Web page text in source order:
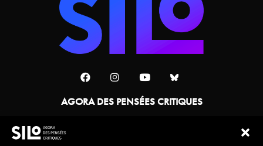
AGORA DES PENSÉES CRITIQUES